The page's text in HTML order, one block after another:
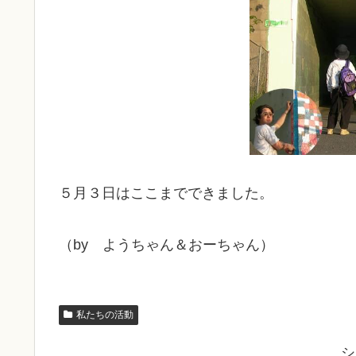
５月３日はここまでできました。
（by ようちゃん＆おーちゃん）
私たちの活動